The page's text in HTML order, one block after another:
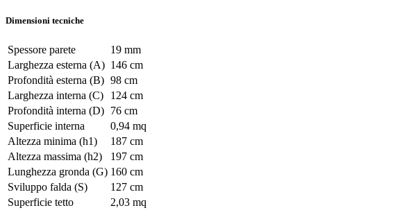
originaleattuale
Dimensioni tecniche
Spessore parete
19 mm
Larghezza esterna (A) 146 cm
Profondità esterna (B) 98 cm
Larghezza interna (C)
124 cm
Profondità interna (D) 76 cm
Superficie interna
0,94 mq
Altezza minima (h1)
187 cm
Altezza massima (h2)
197 cm
Lunghezza gronda (G) 160 cm
Sviluppo falda (S)
127 cm
Superficie tetto
2,03 mq